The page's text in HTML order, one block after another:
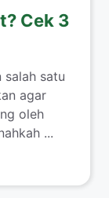
Cek 3
salah satu
agar
oleh
...